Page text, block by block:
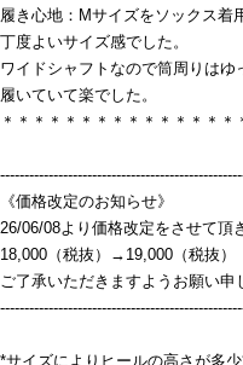
履き心地：Mサイズをソックス着
丁度よいサイズ感でした。
ワイドシャフトなので筒周りはゆ
履いていて楽でした。
＊＊＊＊＊＊＊＊＊＊＊＊＊＊＊
《価格改定のお知らせ》
26/06/08より価格改定をさせて頂
18,000（税抜）→19,000（税抜）
ご了承いただきますようお願い申
*サイズによりヒールの高さが多